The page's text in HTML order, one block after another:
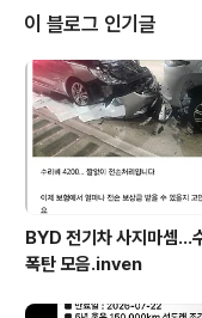
친 가격이 많음.안팔려서 안고
감가율
사 가세요".joonggo -
m/m/1998 "웃돈 주고 사이
그냥 주..
이 블로그 인기글
BYD 전기차 사지마셈...
폭탄 모음.inven